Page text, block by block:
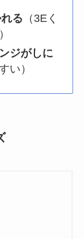
る （3Eく
ジがしに
い）